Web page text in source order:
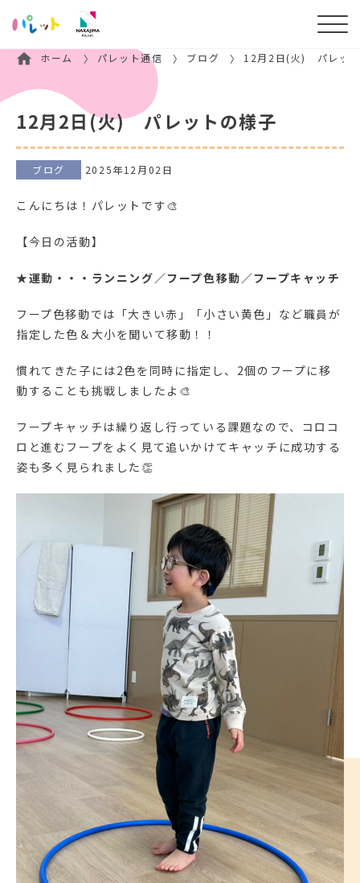
ホーム パレット通信 ブログ 12月2日(火) パレッ
12月2日(火) パレットの様子
ブログ 2025年12月02日
こんにちは！パレットです🎨
【今日の活動】
★運動・・・ランニング／フープ色移動／フープキャッチ
フープ色移動では「大きい赤」「小さい黄色」など職員が
指定した色＆大小を聞いて移動！！
慣れてきた子には2色を同時に指定し、2個のフープに移
動することも挑戦しましたよ🎨
フープキャッチは繰り返し行っている課題なので、コロコ
ロと進むフープをよく見て追いかけてキャッチに成功する
姿も多く見られました👏